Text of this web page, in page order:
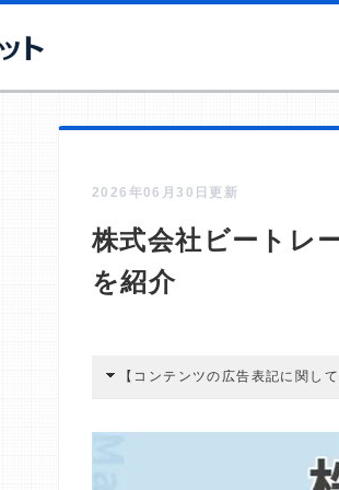
2026年06月30日更新
株式会社ビートレ
を紹介
【コンテンツの広告表記に関して
酬が支払われるという収益モデル
編集部の調査／ユーザーへの口コ